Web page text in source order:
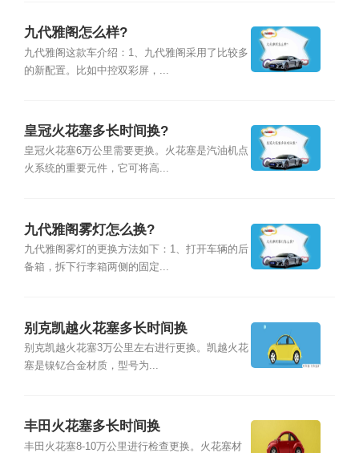
九代雅阁怎么样?
九代雅阁这款车介绍：1、九代雅阁采用了比较多
的新配置。比如中控双彩屏，...
皇冠火花塞多长时间换?
皇冠火花塞6万公里需要更换。火花塞是汽油机点
火系统的重要元件，它可将高...
九代雅阁雾灯怎么换?
九代雅阁雾灯的更换方法如下：1、打开车辆的后
备箱，拆下行李箱两侧的固定...
别克凯越火花塞多长时间换
别克凯越火花塞3万公里左右进行更换。凯越火花
塞是镍钇合金材质，型号为...
丰田火花塞多长时间换
丰田火花塞8-10万公里进行检查更换。火花塞材